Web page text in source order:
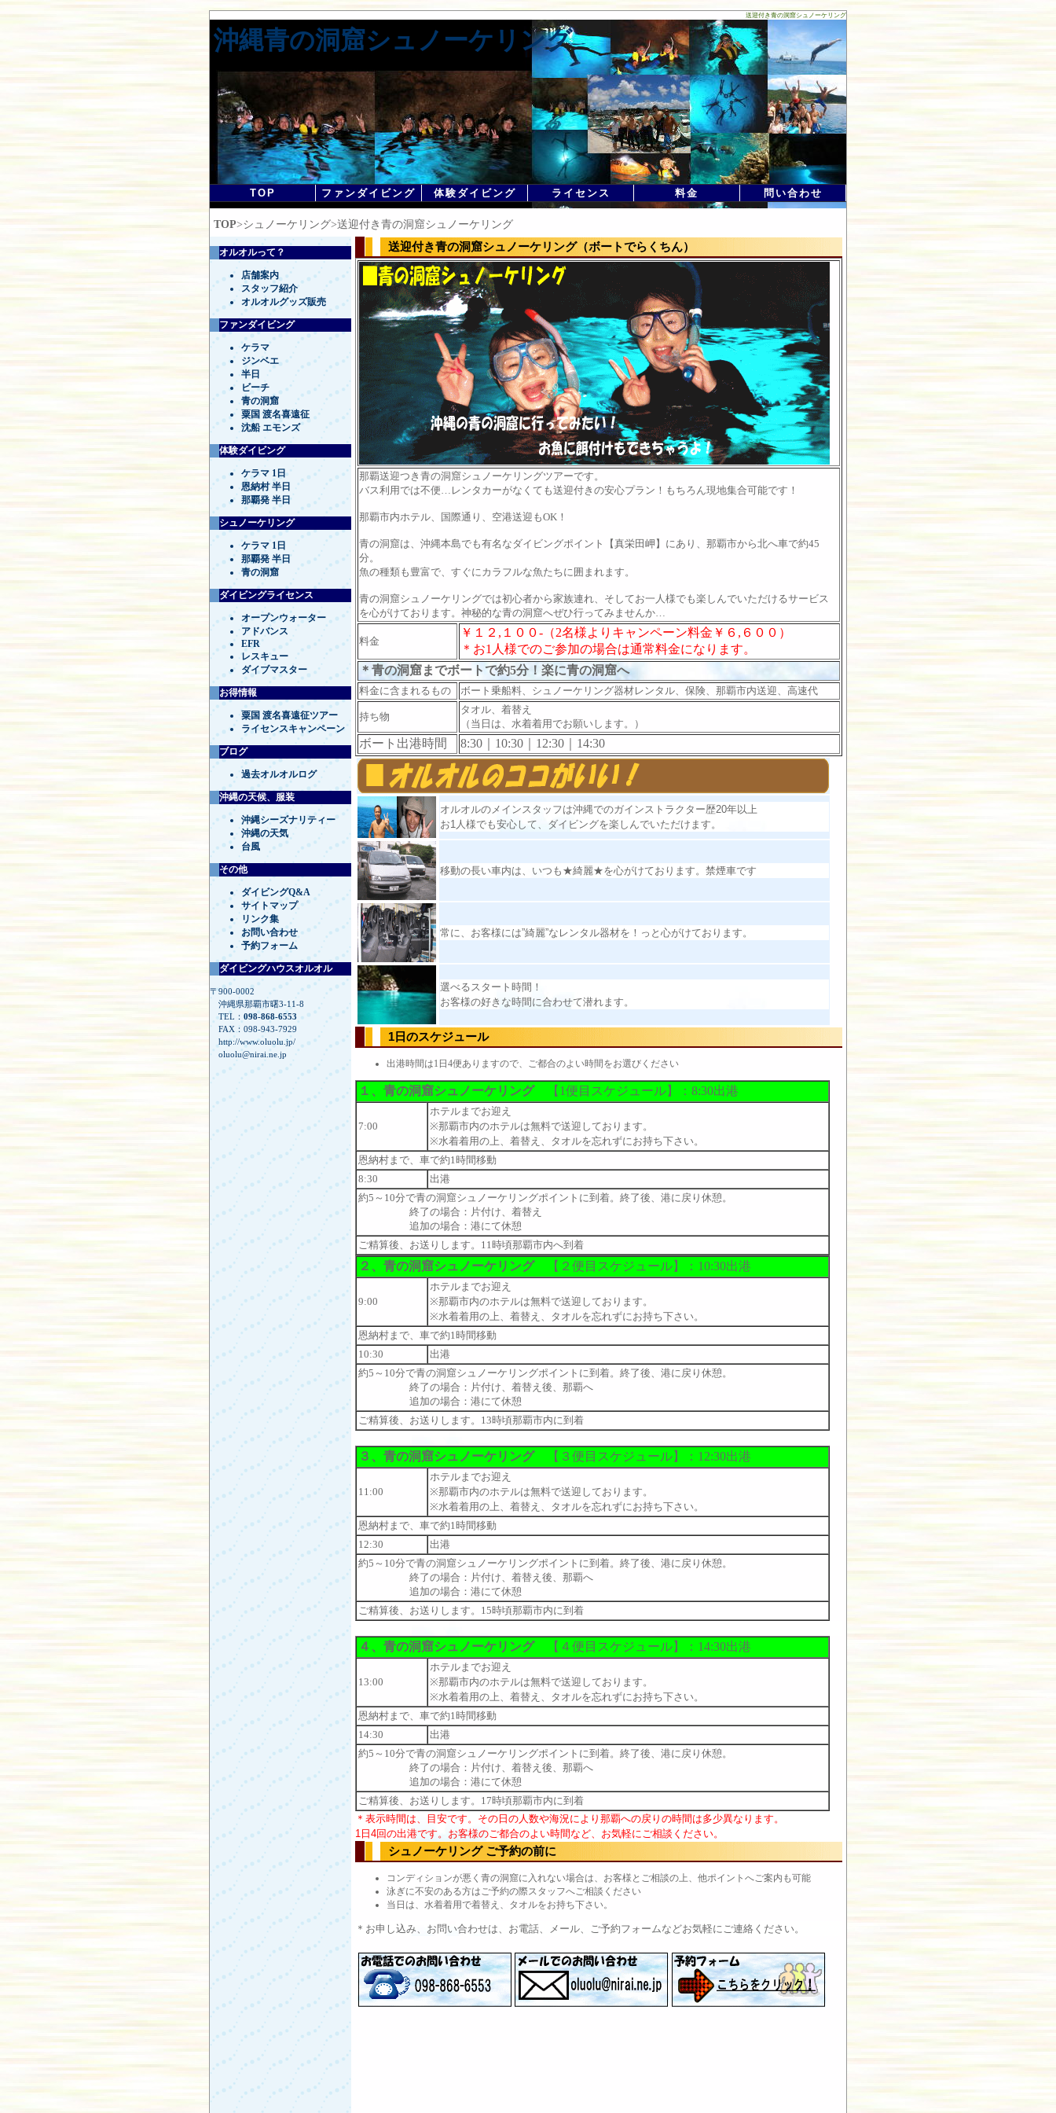
送迎付き青の洞窟シュノーケリング
沖縄青の洞窟シュノーケリング
TOP>シュノーケリング>送迎付き青の洞窟シュノーケリング
送迎付き青の洞窟シュノーケリング（ボートでらくちん）
那覇送迎つき青の洞窟シュノーケリングツアーです。
バス利用では不便…レンタカーがなくても送迎付きの安心プラン！もちろん現地集合可能です！
那覇市内ホテル、国際通り、空港送迎もOK！
青の洞窟は、沖縄本島でも有名なダイビングポイント【真栄田岬】にあり、那覇市から北へ車で約45
分。
魚の種類も豊富で、すぐにカラフルな魚たちに囲まれます。
青の洞窟シュノーケリングでは初心者から家族連れ、そしてお一人様でも楽しんでいただけるサービス
を心がけております。神秘的な青の洞窟へぜひ行ってみませんか…
料金
￥１２,１００-（2名様よりキャンペーン料金￥６,６００）
＊お1人様でのご参加の場合は通常料金になります。
＊青の洞窟までボートで約5分！楽に青の洞窟へ
料金に含まれるもの ボート乗船料、シュノーケリング器材レンタル、保険、那覇市内送迎、高速代
持ち物
タオル、着替え
（当日は、水着着用でお願いします。）
ボート出港時間 8:30｜10:30｜12:30｜14:30
オルオルのメインスタッフは沖縄でのガインストラクター歴20年以上
お1人様でも安心して、ダイビングを楽しんでいただけます。
移動の長い車内は、いつも★綺麗★を心がけております。禁煙車です
常に、お客様には”綺麗”なレンタル器材を！っと心がけております。
選べるスタート時間！
お客様の好きな時間に合わせて潜れます。
1日のスケジュール
出港時間は1日4便ありますので、ご都合のよい時間をお選びください
１、青の洞窟シュノーケリング【1便目スケジュール】：8:30出港
7:00
ホテルまでお迎え
※那覇市内のホテルは無料で送迎しております。
※水着着用の上、着替え、タオルを忘れずにお持ち下さい。
恩納村まで、車で約1時間移動
8:30
出港
約5～10分で青の洞窟シュノーケリングポイントに到着。終了後、港に戻り休憩。
終了の場合：片付け、着替え
追加の場合：港にて休憩
ご精算後、お送りします。11時頃那覇市内へ到着
２、青の洞窟シュノーケリング【２便目スケジュール】：10:30出港
9:00
ホテルまでお迎え
※那覇市内のホテルは無料で送迎しております。
※水着着用の上、着替え、タオルを忘れずにお持ち下さい。
恩納村まで、車で約1時間移動
10:30
出港
約5～10分で青の洞窟シュノーケリングポイントに到着。終了後、港に戻り休憩。
終了の場合：片付け、着替え後、那覇へ
追加の場合：港にて休憩
ご精算後、お送りします。13時頃那覇市内に到着
３、青の洞窟シュノーケリング【３便目スケジュール】：12:30出港
11:00
ホテルまでお迎え
※那覇市内のホテルは無料で送迎しております。
※水着着用の上、着替え、タオルを忘れずにお持ち下さい。
恩納村まで、車で約1時間移動
12:30
出港
約5～10分で青の洞窟シュノーケリングポイントに到着。終了後、港に戻り休憩。
終了の場合：片付け、着替え後、那覇へ
追加の場合：港にて休憩
ご精算後、お送りします。15時頃那覇市内に到着
４、青の洞窟シュノーケリング【４便目スケジュール】：14:30出港
13:00
ホテルまでお迎え
※那覇市内のホテルは無料で送迎しております。
※水着着用の上、着替え、タオルを忘れずにお持ち下さい。
恩納村まで、車で約1時間移動
14:30
出港
約5～10分で青の洞窟シュノーケリングポイントに到着。終了後、港に戻り休憩。
終了の場合：片付け、着替え後、那覇へ
追加の場合：港にて休憩
ご精算後、お送りします。17時頃那覇市内に到着
＊表示時間は、目安です。その日の人数や海況により那覇への戻りの時間は多少異なります。
1日4回の出港です。お客様のご都合のよい時間など、お気軽にご相談ください。
シュノーケリング ご予約の前に
コンディションが悪く青の洞窟に入れない場合は、お客様とご相談の上、他ポイントへご案内も可能
泳ぎに不安のある方はご予約の際スタッフへご相談ください
当日は、水着着用で着替え、タオルをお持ち下さい。
＊お申し込み、お問い合わせは、お電話、メール、ご予約フォームなどお気軽にご連絡ください。
オルオルって？
店舗案内
スタッフ紹介
オルオルグッズ販売
ファンダイビング
ケラマ
ジンベエ
半日
ビーチ
青の洞窟
粟国 渡名喜遠征
沈船 エモンズ
体験ダイビング
ケラマ 1日
恩納村 半日
那覇発 半日
シュノーケリング
ケラマ 1日
那覇発 半日
青の洞窟
ダイビングライセンス
オープンウォーター
アドバンス
EFR
レスキュー
ダイブマスター
お得情報
粟国 渡名喜遠征ツアー
ライセンスキャンペーン
ブログ
過去オルオルログ
沖縄の天候、服装
沖縄シーズナリティー
沖縄の天気
台風
その他
ダイビングQ&A
サイトマップ
リンク集
お問い合わせ
予約フォーム
ダイビングハウスオルオル
〒900-0002
沖縄県那覇市曙3-11-8
TEL： 098-868-6553
FAX：098-943-7929
http://www.oluolu.jp/
oluolu@nirai.ne.jp
TOP ファンダイビング 体験ダイビング ライセンス 料金 問い合わせ